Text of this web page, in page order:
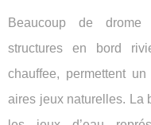
Beaucoup de drome
structures en bord
chauffee, permettent
aires jeux naturelles. La